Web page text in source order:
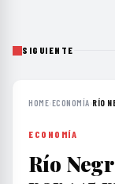
SIGUIENTE
HOME›ECONOMÍA›RÍO
ECONOMÍA
Río